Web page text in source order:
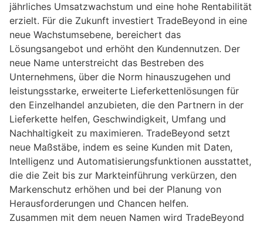
jährliches Umsatzwachstum und eine hohe Rentabilität
erzielt. Für die Zukunft investiert TradeBeyond in eine
neue Wachstumsebene, bereichert das
Lösungsangebot und erhöht den Kundennutzen. Der
neue Name unterstreicht das Bestreben des
Unternehmens, über die Norm hinauszugehen und
leistungsstarke, erweiterte Lieferkettenlösungen für
den Einzelhandel anzubieten, die den Partnern in der
Lieferkette helfen, Geschwindigkeit, Umfang und
Nachhaltigkeit zu maximieren. TradeBeyond setzt
neue Maßstäbe, indem es seine Kunden mit Daten,
Intelligenz und Automatisierungsfunktionen ausstattet,
die die Zeit bis zur Markteinführung verkürzen, den
Markenschutz erhöhen und bei der Planung von
Herausforderungen und Chancen helfen.
Zusammen mit dem neuen Namen wird TradeBeyond